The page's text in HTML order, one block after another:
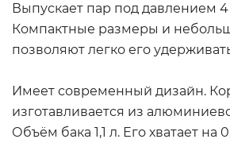
Выпускает пар под давлением 4
Компактные размеры и
позволяют легко его
Имеет современный дизайн.
изготавливается из
Объём бака 1,1 л. Его хватает на